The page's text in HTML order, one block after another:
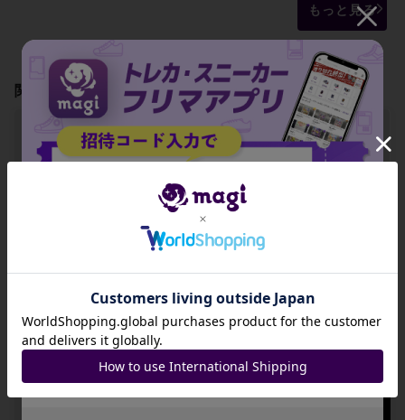
もっと見る
関連製品
P
出品数 0
【PSA10】ジャッ
ジマン PROMO 33
4/SM-P
-
出品数 0
P
-
出品数 0
招待コード
JA9XS8
コピーする